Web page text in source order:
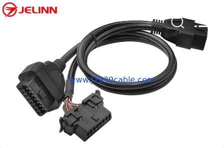
PRODUKTE
ÜBER
Fournisseur.
Copyright
©